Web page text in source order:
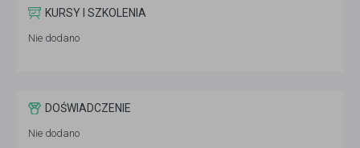
KURSY I SZKOLENIA
Nie dodano
DOŚWIADCZENIE
Nie dodano